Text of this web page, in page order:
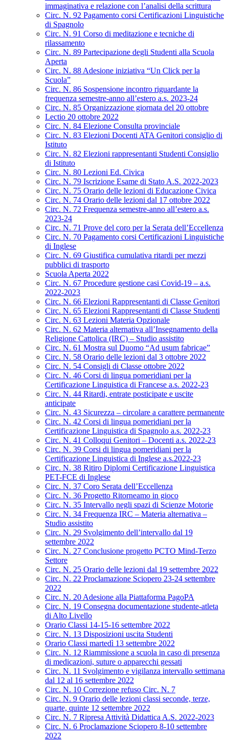
immaginativa e relazione con l’analisi della scrittura
Circ. N. 92 Pagamento corsi Certificazioni Linguistiche
di Spagnolo
Circ. N. 91 Corso di meditazione e tecniche di
rilassamento
Circ. N. 89 Partecipazione degli Studenti alla Scuola
Aperta
Circ. N. 88 Adesione iniziativa “Un Click per la
Scuola”
Circ. N. 86 Sospensione incontro riguardante la
frequenza semestre-anno all’estero a.s. 2023-24
Circ. N. 85 Organizzazione giornata del 20 ottobre
Lectio 20 ottobre 2022
Circ. N. 84 Elezione Consulta provinciale
Circ. N. 83 Elezioni Docenti ATA Genitori consiglio di
Istituto
Circ. N. 82 Elezioni rappresentanti Studenti Consiglio
di Istituto
Circ. N. 80 Lezioni Ed. Civica
Circ. N. 79 Iscrizione Esame di Stato A.S. 2022-2023
Circ. N. 75 Orario delle lezioni di Educazione Civica
Circ. N. 74 Orario delle lezioni dal 17 ottobre 2022
Circ. N. 72 Frequenza semestre-anno all’estero a.s.
2023-24
Circ. N. 71 Prove del coro per la Serata dell’Eccellenza
Circ. N. 70 Pagamento corsi Certificazioni Linguistiche
di Inglese
Circ. N. 69 Giustifica cumulativa ritardi per mezzi
pubblici di trasporto
Scuola Aperta 2022
Circ. N. 67 Procedure gestione casi Covid-19 – a.s.
2022-2023
Circ. N. 66 Elezioni Rappresentanti di Classe Genitori
Circ. N. 65 Elezioni Rappresentanti di Classe Studenti
Circ. N. 63 Lezioni Materia Opzionale
Circ. N. 62 Materia alternativa all’Insegnamento della
Religione Cattolica (IRC) – Studio assistito
Circ. N. 61 Mostra sul Duomo “Ad usum fabricae”
Circ. N. 58 Orario delle lezioni dal 3 ottobre 2022
Circ. N. 54 Consigli di Classe ottobre 2022
Circ. N. 46 Corsi di lingua pomeridiani per la
Certificazione Linguistica di Francese a.s. 2022-23
Circ. N. 44 Ritardi, entrate posticipate e uscite
anticipate
Circ. N. 43 Sicurezza – circolare a carattere permanente
Circ. N. 42 Corsi di lingua pomeridiani per la
Certificazione Linguistica di Spagnolo a.s. 2022-23
Circ. N. 41 Colloqui Genitori – Docenti a.s. 2022-23
Circ. N. 39 Corsi di lingua pomeridiani per la
Certificazione Linguistica di Inglese a.s.2022-23
Circ. N. 38 Ritiro Diplomi Certificazione Linguistica
PET-FCE di Inglese
Circ. N. 37 Coro Serata dell’Eccellenza
Circ. N. 36 Progetto Ritorneamo in gioco
Circ. N. 35 Intervallo negli spazi di Scienze Motorie
Circ. N. 34 Frequenza IRC – Materia alternativa –
Studio assistito
Circ. N. 29 Svolgimento dell’intervallo dal 19
settembre 2022
Circ. N. 27 Conclusione progetto PCTO Mind-Terzo
Settore
Circ. N. 25 Orario delle lezioni dal 19 settembre 2022
Circ. N. 22 Proclamazione Sciopero 23-24 settembre
2022
Circ. N. 20 Adesione alla Piattaforma PagoPA
Circ. N. 19 Consegna documentazione studente-atleta
di Alto Livello
Orario Classi 14-15-16 settembre 2022
Circ. N. 13 Disposizioni uscita Studenti
Orario Classi martedì 13 settembre 2022
Circ. N. 12 Riammissione a scuola in caso di presenza
di medicazioni, suture o apparecchi gessati
Circ. N. 11 Svolgimento e vigilanza intervallo settimana
dal 12 al 16 settembre 2022
Circ. N. 10 Correzione refuso Circ. N. 7
Circ. N. 9 Orario delle lezioni classi seconde, terze,
quarte, quinte 12 settembre 2022
Circ. N. 7 Ripresa Attività Didattica A.S. 2022-2023
Circ. N. 6 Proclamazione Sciopero 8-10 settembre
2022